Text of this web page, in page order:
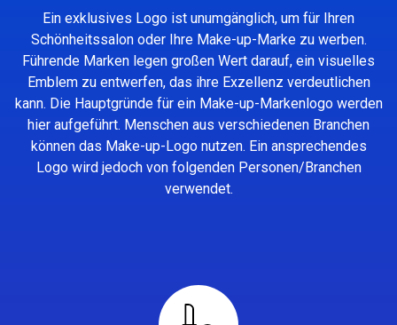
Ein exklusives Logo ist unumgänglich, um für Ihren
Schönheitssalon oder Ihre Make-up-Marke zu werben.
Führende Marken legen großen Wert darauf, ein visuelles
Emblem zu entwerfen, das ihre Exzellenz verdeutlichen
kann. Die Hauptgründe für ein Make-up-Markenlogo werden
hier aufgeführt. Menschen aus verschiedenen Branchen
können das Make-up-Logo nutzen. Ein ansprechendes
Logo wird jedoch von folgenden Personen/Branchen
verwendet.